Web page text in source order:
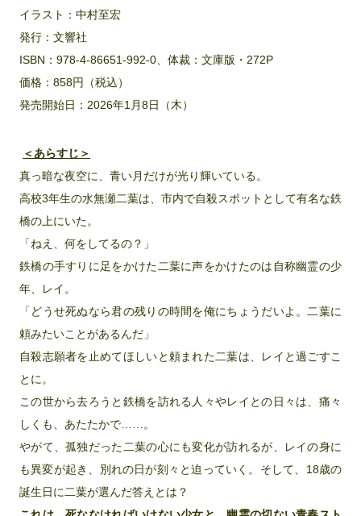
イラスト：中村至宏
発行：文響社
ISBN：978-4-86651-992-0、体裁：文庫版・272P
価格：858円（税込）
発売開始日：2026年1月8日（木）
＜あらすじ＞
真っ暗な夜空に、青い月だけが光り輝いている。
高校3年生の水無瀬二葉は、市内で自殺スポットとして有名な鉄
橋の上にいた。
「ねえ、何をしてるの？」
鉄橋の手すりに足をかけた二葉に声をかけたのは自称幽霊の少
年、レイ。
「どうせ死ぬなら君の残りの時間を俺にちょうだいよ。二葉に
頼みたいことがあるんだ」
自殺志願者を止めてほしいと頼まれた二葉は、レイと過ごすこ
とに。
この世から去ろうと鉄橋を訪れる人々やレイとの日々は、痛々
しくも、あたたかで……。
やがて、孤独だった二葉の心にも変化が訪れるが、レイの身に
も異変が起き、別れの日が刻々と迫っていく。そして、18歳の
誕生日に二葉が選んだ答えとは？